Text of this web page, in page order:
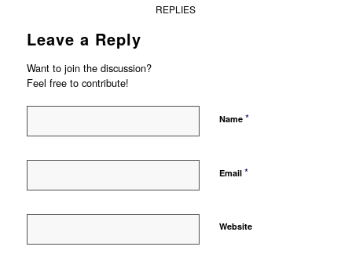
REPLIES
Leave a Reply
Want to join the discussion?
Feel free to contribute!
Name *
Email *
Website